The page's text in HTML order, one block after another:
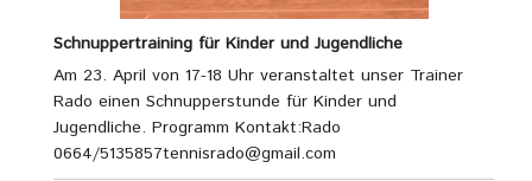
Schnuppertraining für Kinder und Jugendliche
Am 23. April von 17-18 Uhr veranstaltet unser Trainer
Rado einen Schnupperstunde für Kinder und
Jugendliche. Programm Kontakt:Rado
0664/5135857tennisrado@gmail.com